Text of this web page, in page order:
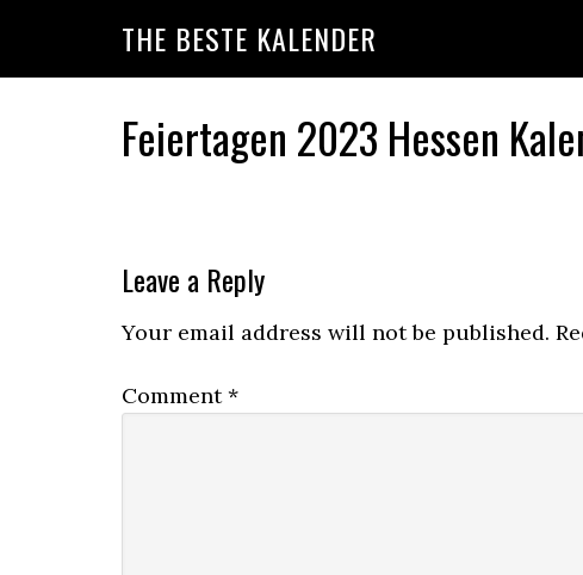
THE BESTE KALENDER
Feiertagen 2023 Hessen
Reader
Interactions
Leave a Reply
Your email address will not be published.
Comment*